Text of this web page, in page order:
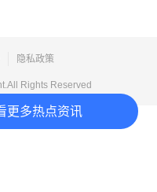
更多热点资讯
隐私政策
Rights Reserved